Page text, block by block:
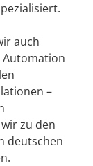
auch
Automation
–
zu den
deutschen